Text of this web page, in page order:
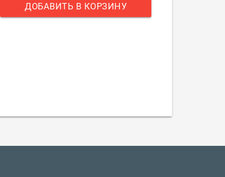
ДОБАВИТЬ В КОРЗИНУ